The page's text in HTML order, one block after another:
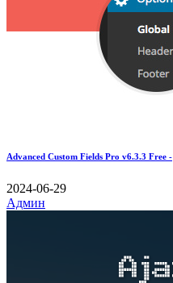
Advanced Custom Fields Pro v6.3.3 Free -
2024-06-29
Админ